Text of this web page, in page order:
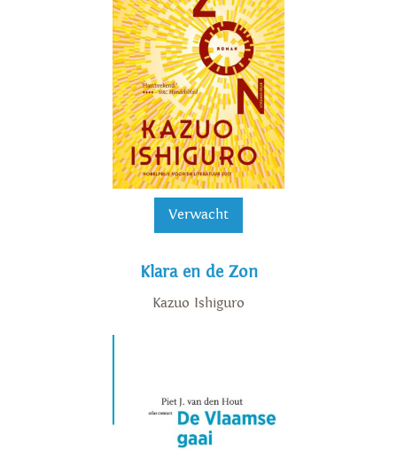
Verwacht
Klara en de Zon
Kazuo Ishiguro